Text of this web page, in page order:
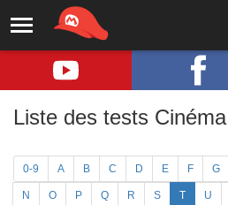
Liste des tests Cinéma
0-9 A B C D E F G
N O P Q R S T U